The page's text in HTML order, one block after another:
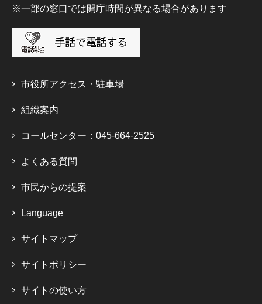
※一部の窓口では開庁時間が異なる場合があります
市役所アクセス・駐車場
組織案内
コールセンター：045-664-2525
よくある質問
市民からの提案
Language
サイトマップ
サイトポリシー
サイトの使い方